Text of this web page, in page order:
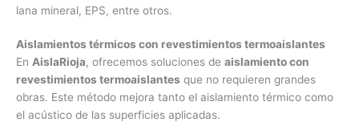
lana mineral, EPS, entre otros.
Aislamientos térmicos con revestimientos termoaislantes
En AislaRioja, ofrecemos soluciones de aislamiento con
revestimientos termoaislantes que no requieren grandes
obras. Este método mejora tanto el aislamiento térmico como
el acústico de las superficies aplicadas.